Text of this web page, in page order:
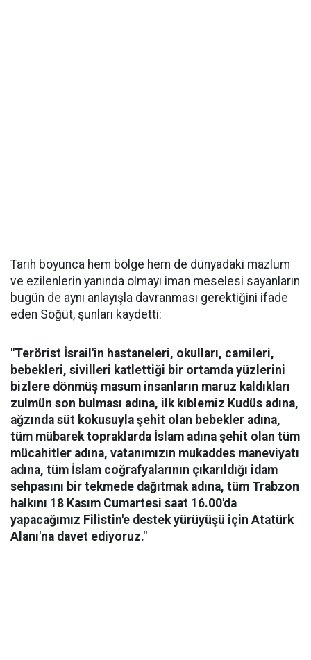
Tarih boyunca hem bölge hem de dünyadaki mazlum
ve ezilenlerin yanında olmayı iman meselesi sayanların
bugün de aynı anlayışla davranması gerektiğini ifade
eden Söğüt, şunları kaydetti:
"Terörist İsrail'in hastaneleri, okulları, camileri,
bebekleri, sivilleri katlettiği bir ortamda yüzlerini
bizlere dönmüş masum insanların maruz kaldıkları
zulmün son bulması adına, ilk kıblemiz Kudüs adına,
ağzında süt kokusuyla şehit olan bebekler adına,
tüm mübarek topraklarda İslam adına şehit olan tüm
mücahitler adına, vatanımızın mukaddes maneviyatı
adına, tüm İslam coğrafyalarının çıkarıldığı idam
sehpasını bir tekmede dağıtmak adına, tüm Trabzon
halkını 18 Kasım Cumartesi saat 16.00'da
yapacağımız Filistin'e destek yürüyüşü için Atatürk
Alanı'na davet ediyoruz."